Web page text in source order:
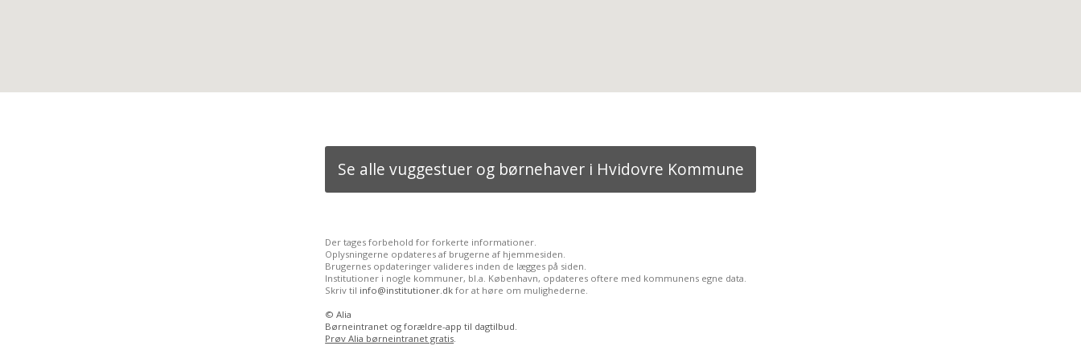
Se alle vuggestuer og børnehaver i Hvidovre Kommune
Der tages forbehold for forkerte informationer.
Oplysningerne opdateres af brugerne af hjemmesiden.
Brugernes opdateringer valideres inden de lægges på siden.
Institutioner i nogle kommuner, bl.a. København, opdateres oftere med kommunens egne data.
Skriv til info@institutioner.dk for at høre om mulighederne.
©Alia
Børneintranet og forældre-app til dagtilbud.
Prøv Alia børneintranet gratis